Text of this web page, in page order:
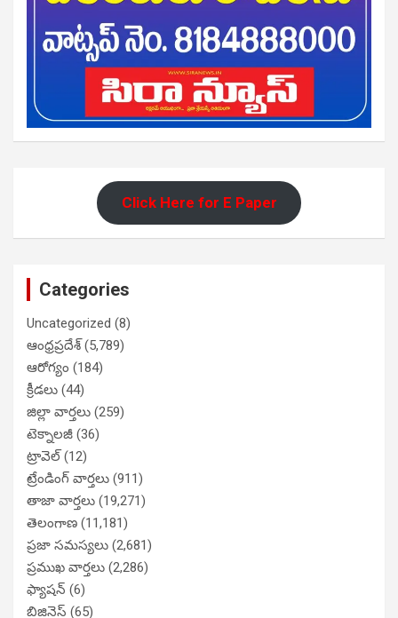
Click Here for E Paper
Categories
Uncategorized (8)
ఆంధ్రప్రదేశ్(5,789)
ఆరోగ్యం (184)
క్రీడలు (44)
జిల్లా వార్తలు (259)
టెక్నాలజీ (36)
ట్రావెల్(12)
ట్రేండింగ్ వార్తలు (911)
తాజా వార్తలు (19,271)
తెలంగాణ (11,181)
ప్రజా సమస్యలు (2,681)
ప్రముఖ వార్తలు (2,286)
ఫ్యాషన్ (6)
బిజినెస్ (65)